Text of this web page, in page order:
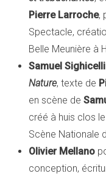
Pierre Larroche,
Spectacle,
Belle Meunière à
Samuel Sighicelli
Nature, texte de
en scène de
créé à huis clos
Scène Nationale
Olivier Mellano
conception,